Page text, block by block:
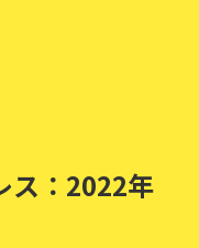
ス：2022年